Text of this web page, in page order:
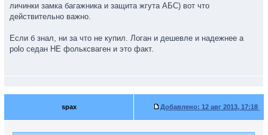
личинки замка багажника и защита жгута АБС) вот что
действительно важно.
Если б знал, ни за что не купил. Логан и дешевле и надежнее а
polo седан НЕ фольксваген и это факт.
spax Добавлено: 12 авг 2013, 17:18